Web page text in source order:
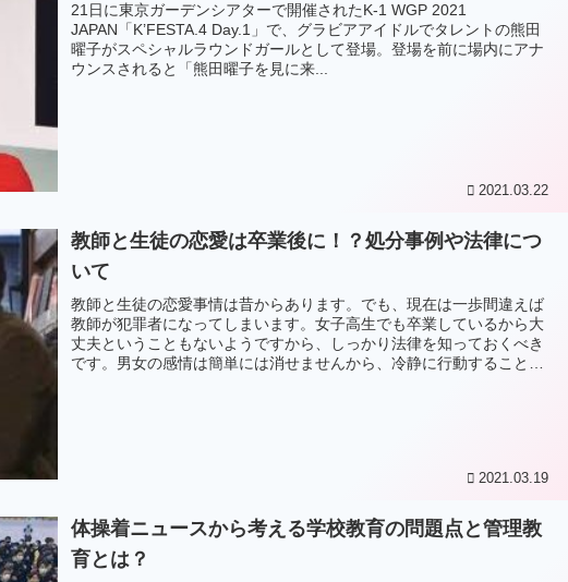
21日に東京ガーデンシアターで開催されたK-1 WGP 2021
JAPAN「K’FESTA.4 Day.1」で、グラビアアイドルでタレントの熊田
曜子がスペシャルラウンドガールとして登場。登場を前に場内にアナ
ウンスされると「熊田曜子を見に来...
2021.03.22
教師と生徒の恋愛は卒業後に！？処分事例や法律につ
いて
教師と生徒の恋愛事情は昔からあります。でも、現在は一歩間違えば
教師が犯罪者になってしまいます。女子高生でも卒業しているから大
丈夫ということもないようですから、しっかり法律を知っておくべき
です。男女の感情は簡単には消せませんから、冷静に行動することが
2021.03.19
体操着ニュースから考える学校教育の問題点と管理教
育とは？